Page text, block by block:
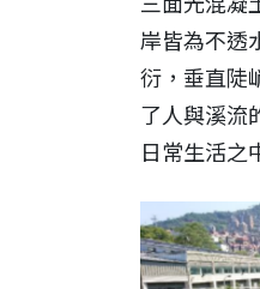
岸皆為不透
衍，垂直陡
了人與溪流
日常生活之